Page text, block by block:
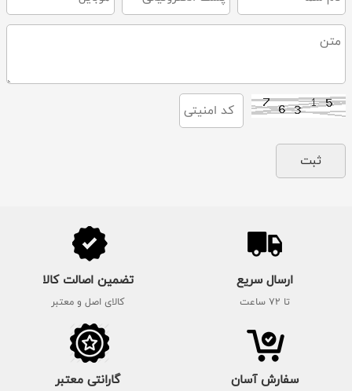
ارسال سریع
تا 72 ساعت
تضمین اصالت کالا
کالای اصل و معتبر
سفارش آسان گارانتی معتبر